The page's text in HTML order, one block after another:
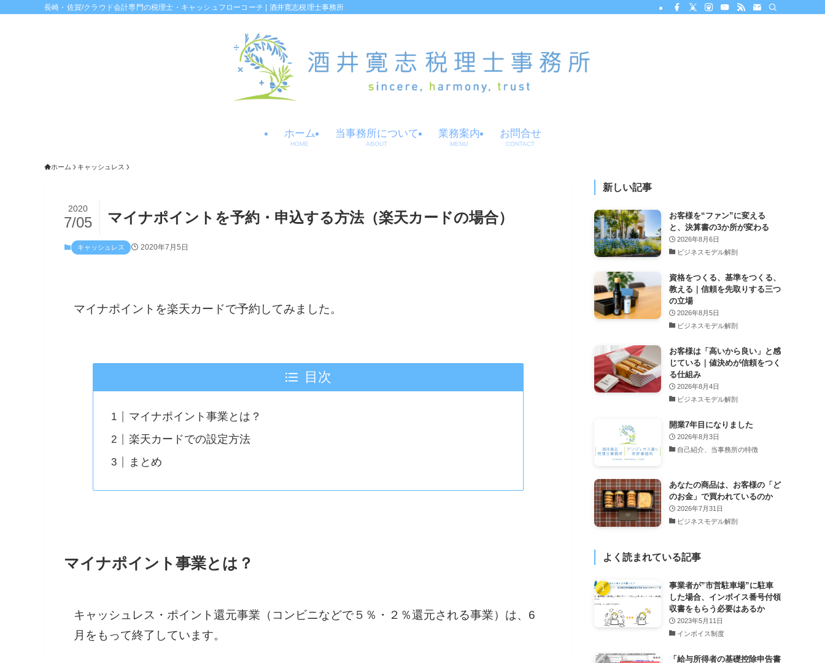
長崎・佐賀/クラウド会計専門の税理士・キャッシュフローコーチ | 酒井寛志税理士事務所
ホーム
HOME
当事務所について
ABOUT
業務案内
MENU
お問合せ
CONTACT
ホーム キャッシュレス
マイナポイントを予約・申込する方法（楽天カードの場合）
2020
7/05
キャッシュレス 2020年7月5日
マイナポイントを楽天カードで予約してみました。
目次
マイナポイント事業とは？
楽天カードでの設定方法
まとめ
マイナポイント事業とは？
キャッシュレス・ポイント還元事業（コンビニなどで５％・２％還元される事業）は、6
月をもって終了しています。
新しい記事
お客様を“ファン”に変える
と、決算書の3か所が変わる
2026年8月6日
ビジネスモデル解剖
資格をつくる、基準をつくる、
教える｜信頼を先取りする三つ
の立場
2026年8月5日
ビジネスモデル解剖
お客様は「高いから良い」と感
じている｜値決めが信頼をつく
る仕組み
2026年8月4日
ビジネスモデル解剖
開業7年目になりました
2026年8月3日
自己紹介、当事務所の特徴
あなたの商品は、お客様の「ど
のお金」で買われているのか
2026年7月31日
ビジネスモデル解剖
よく読まれている記事
事業者が”市営駐車場”に駐車
した場合、インボイス番号付領
収書をもらう必要はあるか
2023年5月11日
インボイス制度
「給与所得者の基礎控除申告書